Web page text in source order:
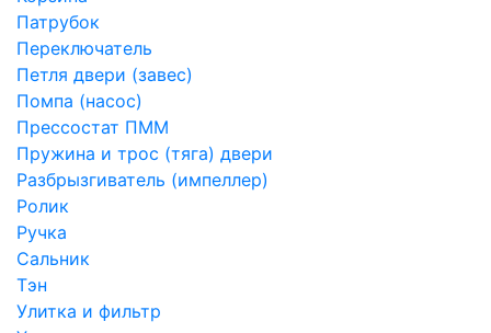
Патрубок
Переключатель
Петля двери (завес)
Помпа (насос)
Преcсостат ПММ
Пружина и трос (тяга) двери
Разбрызгиватель (импеллер)
Ролик
Ручка
Сальник
Тэн
Улитка и фильтр